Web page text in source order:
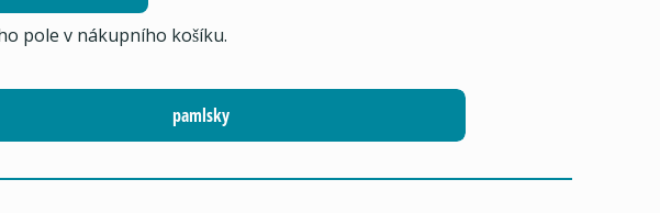
pole v nákupního košíku.
pamlsky